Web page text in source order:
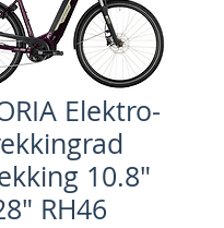
Elektro-
10.8"
RH46